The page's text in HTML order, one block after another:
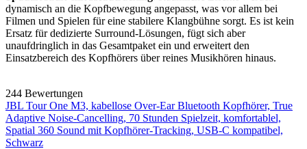
dynamisch an die Kopfbewegung angepasst, was vor allem bei
Filmen und Spielen für eine stabilere Klangbühne sorgt. Es ist kein
Ersatz für dedizierte Surround-Lösungen, fügt sich aber
unaufdringlich in das Gesamtpaket ein und erweitert den
Einsatzbereich des Kopfhörers über reines Musikhören hinaus.
244 Bewertungen
JBL Tour One M3, kabellose Over-Ear Bluetooth Kopfhörer, True
Adaptive Noise-Cancelling, 70 Stunden Spielzeit, komfortablel,
Spatial 360 Sound mit Kopfhörer-Tracking, USB-C kompatibel,
Schwarz